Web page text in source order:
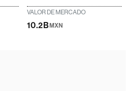
VALOR DE MERCADO
10.2BMXN